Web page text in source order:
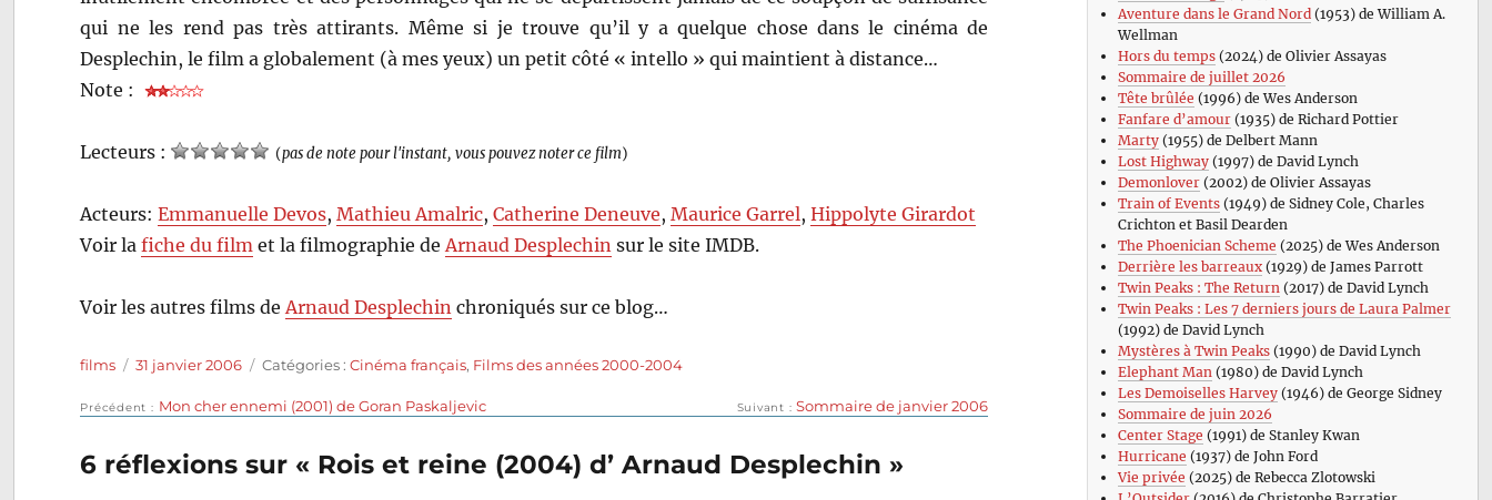
qui ne les rend pas très attirants. Même si je trouve qu’il y a quelque chose dans le cinéma de
Desplechin, le film a globalement (à mes yeux) un petit côté « intello » qui maintient à distance…
Note :
Lecteurs : (pas de note pour l'instant, vous pouvez noter ce film)
Acteurs:Emmanuelle Devos,Mathieu Amalric,Catherine Deneuve,Maurice Garrel,Hippolyte Girardot
Voir lafiche du film et la filmographie de Arnaud Desplechin sur le site IMDB.
Voir les autres films de Arnaud Desplechin chroniqués sur ce blog…
Auteur
films
Publié
31 janvier 2006 Catégories
Catégories :Cinéma français, Films des années 2000-2004
Navigation
de
Précédent
Publication
Mon cher ennemi (2001) de Goran Paskaljevic Suivant
Publication
Sommaire de janvier 2006
6 réflexions sur « Rois et reine (2004) d’ Arnaud Desplechin »
Aventure dans le Grand Nord(1953) de William A.
Wellman
Hors du temps(2024) de Olivier Assayas
Sommaire de juillet 2026
Tête brûlée (1996) de Wes Anderson
Fanfare d’amour(1935) de Richard Pottier
Marty(1955) de Delbert Mann
Lost Highway(1997) de David Lynch
Demonlover(2002) de Olivier Assayas
Train of Events(1949) de Sidney Cole, Charles
Crichton et Basil Dearden
The Phoenician Scheme (2025) de Wes Anderson
Derrière les barreaux(1929) de James Parrott
Twin Peaks : The Return(2017) de David Lynch
Twin Peaks : Les 7 derniers jours de Laura Palmer
(1992) de David Lynch
Mystères à Twin Peaks(1990) de David Lynch
Elephant Man(1980) de David Lynch
Les Demoiselles Harvey(1946) de George Sidney
Sommaire de juin 2026
Center Stage (1991) de Stanley Kwan
Hurricane (1937) de John Ford
Vie privée (2025) de Rebecca Zlotowski